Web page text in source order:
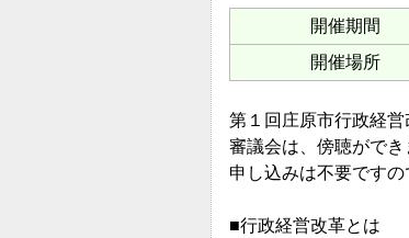
開催期間
開催場所
第１回庄原市行政経営
審議会は、傍聴ができ
申し込みは不要です
■行政経営改革とは